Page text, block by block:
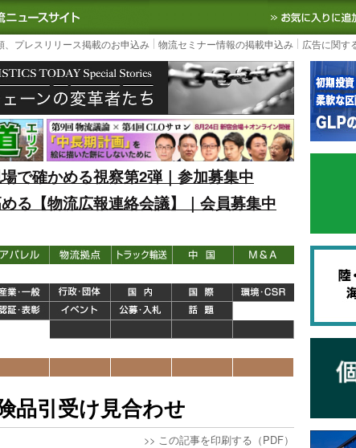
｜国内最大の物流ニュースサイト3PL, SCMなど国内外の最新の物
、プレスリリース掲載のお申込み 物流セミナー情報の掲載申込み 広告に関す
で確かめる視察第2弾｜参加募集中
る【物流広報連絡会議】｜会員募集中
品引受け見合わせ
>> この記事を印刷する（PDF）